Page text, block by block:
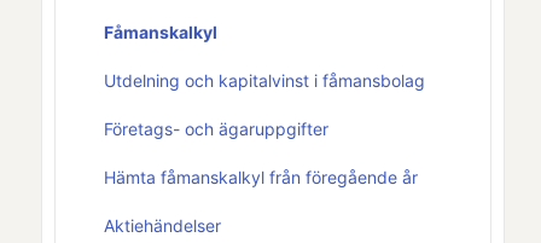
Fåmanskalkyl
Utdelning och kapitalvinst i fåmansbolag
Företags- och ägaruppgifter
Hämta fåmanskalkyl från föregående år
Aktiehändelser